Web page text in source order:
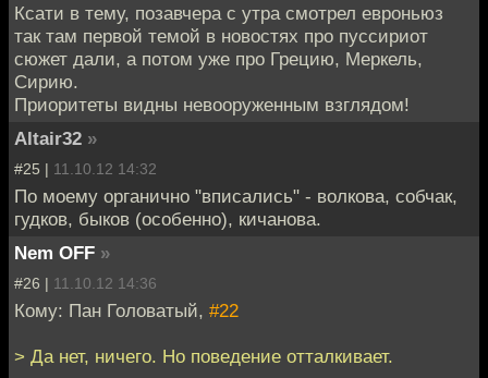
Ксати в тему, позавчера с утра смотрел евроньюз
так там первой темой в новостях про пуссириот
сюжет дали, а потом уже про Грецию, Меркель,
Сирию.
Приоритеты видны невооруженным взглядом!
Altair32 »
#25 | 11.10.12 14:32
По моему органично "вписались" - волкова, собчак,
гудков, быков (особенно), кичанова.
Nem OFF »
#26 | 11.10.12 14:36
Кому: Пан Головатый, #22
> Да нет, ничего. Но поведение отталкивает.